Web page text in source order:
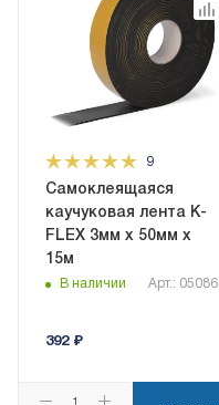
9
Самоклеящаяся
каучуковая лента K-
FLEX 3мм х 50мм х
15м
В наличии Арт.: 05086
392₽